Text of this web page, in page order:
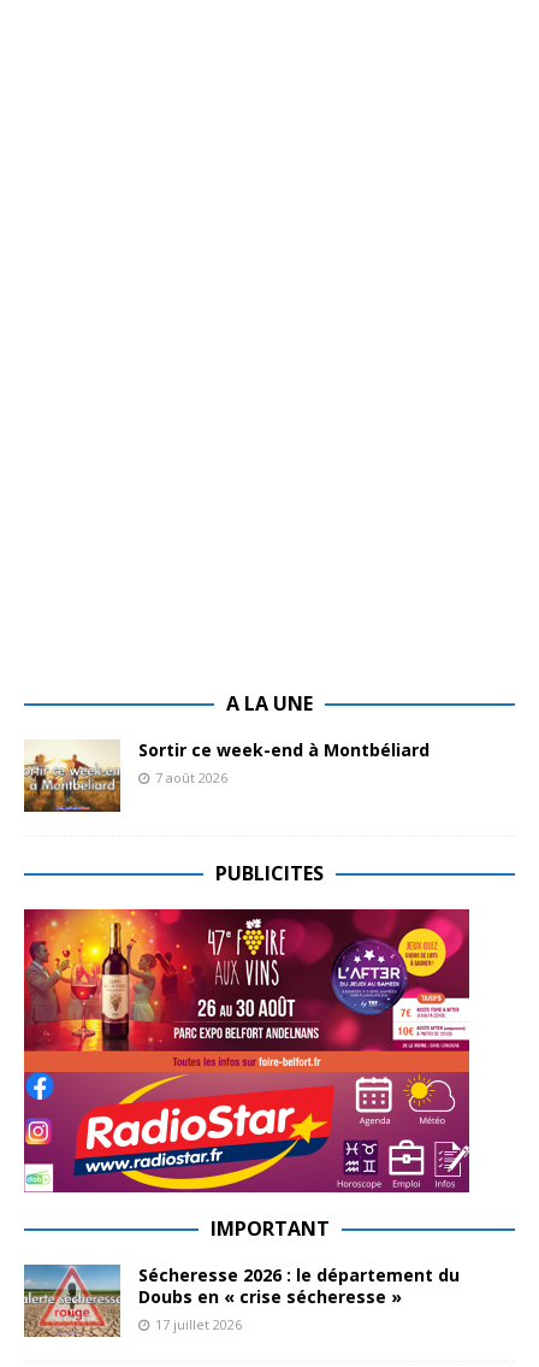
A LA UNE
Sortir ce week-end à Montbéliard
7 août 2026
PUBLICITES
IMPORTANT
Sécheresse 2026 : le département du
Doubs en « crise sécheresse »
17 juillet 2026